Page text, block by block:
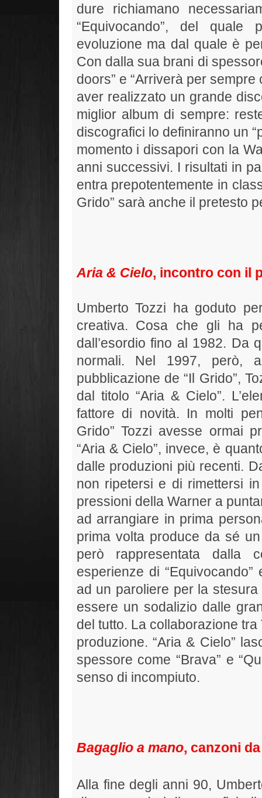
dure richiamano
“Equivocando”, del quale
evoluzione ma dal quale è
Con dalla sua brani di
doors” e “Arriverà per
aver realizzato un grande
miglior album di sempre:
discografici lo definiranno un
momento i dissapori con la
anni successivi. I risultati in
entra prepotentemente in
Grido” sarà anche il pretesto
Aria & Cielo, incontro con il
Umberto Tozzi ha goduto
creativa. Cosa che gli ha
dall’esordio fino al 1982. Da
normali. Nel 1997, però,
pubblicazione de “Il Grido”,
dal titolo “Aria & Cielo”.
fattore di novità. In molti
Grido” Tozzi avesse ormai
“Aria & Cielo”, invece, è
dalle produzioni più recenti.
non ripetersi e di rimettersi
pressioni della Warner a
ad arrangiare in prima
prima volta produce da sé
però rappresentata dalla
esperienze di
ad un paroliere per la
essere un sodalizio dalle
del tutto. La collaborazione
produzione. “Aria & Cielo”
spessore come “Brava” e
senso di incompiuto.
Bagaglio a mano, canzoni
Alla fine degli anni 90,